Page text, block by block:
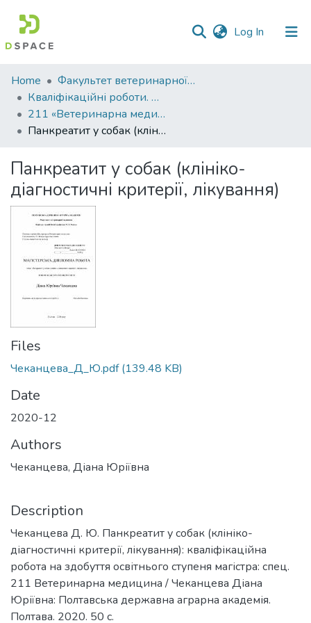
Log In (current)
Communities
&
Collections
All of DSpace
Statistics
Home
Факультет ветеринарної медицини
Кваліфікаційні роботи. Факультет ветеринарної медицини
211 «Ветеринарна медицина»
Панкреатит у собак (клініко-діагностичні критерії, лікування)
Панкреатит у собак (клініко-
діагностичні критерії, лікування)
Files
Чеканцева_Д_Ю.pdf(139.48 KB)
Date
2020-12
Authors
Чеканцева, Діана Юріївна
Description
Чеканцева Д. Ю. Панкреатит у собак (клініко-
діагностичні критерії, лікування): кваліфікаційна
робота на здобуття освітнього ступеня магістра: спец.
211 Ветеринарна медицина / Чеканцева Діана
Юріївна: Полтавська державна аграрна академія.
Полтава. 2020. 50 с.